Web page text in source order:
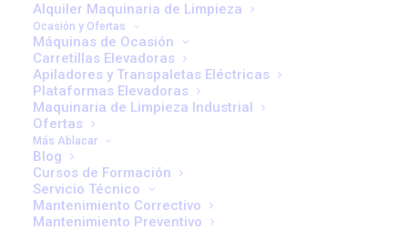
Alquiler Maquinaria de Limpieza
Ocasión y Ofertas
Máquinas de Ocasión
Carretillas Elevadoras
Apiladores y Transpaletas Eléctricas
Plataformas Elevadoras
Maquinaria de Limpieza Industrial
Ofertas
Más Ablacar
Blog
Cursos de Formación
Servicio Técnico
Mantenimiento Correctivo
Mantenimiento Preventivo
operación sin interrupciones.
La importancia del mantenimiento
como estrategia empresarial
El mantenimiento de maquinaria, lejos de ser un coste
prescindible, debe ser considerado una inversión en
eficiencia. Las carretillas elevadoras, barredoras
industriales o tractores de remolque, como los que
comercializa Ablacar, requieren un cuidado constante